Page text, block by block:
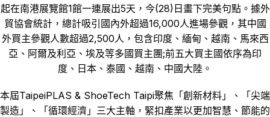
起在南港展覽館1館一連展出5天，今(28)日畫下完美句點。據外
貿協會統計，總計吸引國內外超過16,000人進場參觀，其中國
外買主參觀人數超過2,500人，包含印度、緬甸、越南、馬來西
亞、阿爾及利亞、埃及等多國買主團;前五大買主國依序為印
度、日本、泰國、越南、中國大陸。
本屆TaipeiPLAS & ShoeTech Taipi聚焦「創新材料」、「尖端
製造」、「循環經濟」三大主軸，緊扣產業以更加智慧、節能的